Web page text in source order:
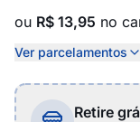
ou R$ 13,95 no
Ver parcelamentos
Retire